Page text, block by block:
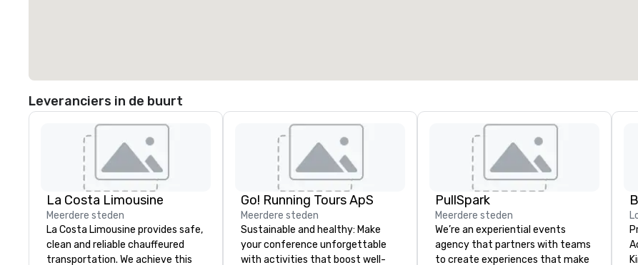
Leveranciers in de buurt
La Costa Limousine
Meerdere steden
La Costa Limousine provides safe,
clean and reliable chauffeured
transportation. We achieve this
Go! Running Tours ApS
Meerdere steden
Sustainable and healthy: Make
your conference unforgettable
with activities that boost well-
PullSpark
Meerdere steden
We’re an experiential events
agency that partners with teams
to create experiences that make